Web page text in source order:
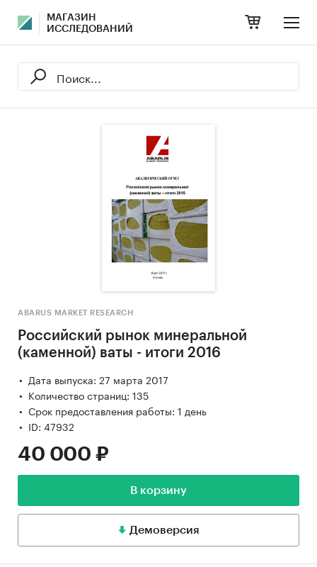
МАГАЗИН
ИССЛЕДОВАНИЙ
ABARUS MARKET RESEARCH
Российский рынок минеральной
(каменной) ваты - итоги 2016
Дата выпуска: 27 марта 2017
Количество страниц: 135
Срок предоставления работы: 1 день
ID: 47932
40 000 ₽
В корзину
Демоверсия